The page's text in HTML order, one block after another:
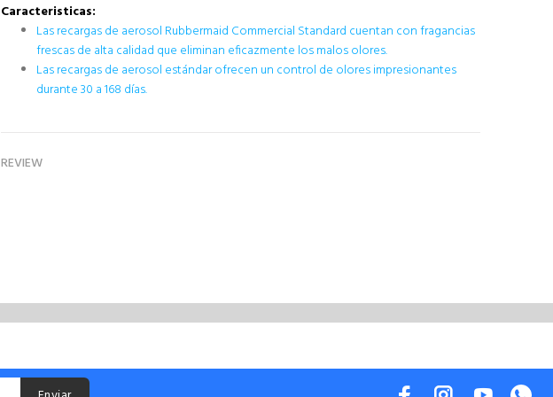
Caracteristicas:
Las recargas de aerosol Rubbermaid Commercial Standard cuentan con fragancias
frescas de alta calidad que eliminan eficazmente los malos olores.
Las recargas de aerosol estándar ofrecen un control de olores impresionantes
durante 30 a 168 días.
REVIEW